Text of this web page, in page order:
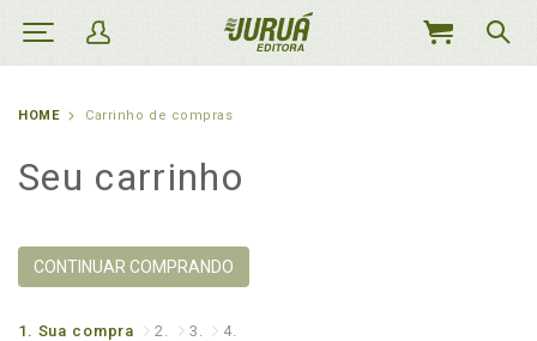
MEU
HOME Carrinho de compras
Seu carrinho
CONTINUAR COMPRANDO
1. Sua compra 2. 3. 4.